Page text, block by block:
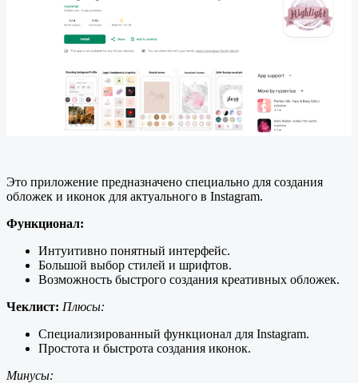
Это приложение предназначено специально для создания
обложек и иконок для актуального в Instagram.
Функционал:
Интуитивно понятный интерфейс.
Большой выбор стилей и шрифтов.
Возможность быстрого создания креативных обложек.
Чеклист: Плюсы:
Специализированный функционал для Instagram.
Простота и быстрота создания иконок.
Минусы: